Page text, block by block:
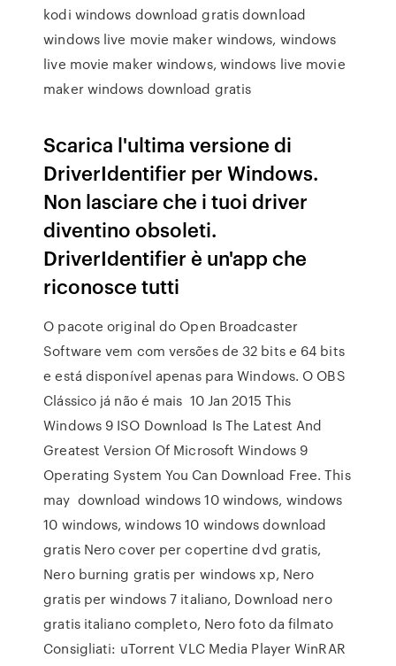
kodi windows download gratis download
windows live movie maker windows, windows
live movie maker windows, windows live movie
maker windows download gratis
Scarica l'ultima versione di
DriverIdentifier per Windows.
Non lasciare che i tuoi driver
diventino obsoleti.
DriverIdentifier è un'app che
riconosce tutti
O pacote original do Open Broadcaster
Software vem com versões de 32 bits e 64 bits
e está disponível apenas para Windows. O OBS
Clássico já não é mais 10 Jan 2015 This
Windows 9 ISO Download Is The Latest And
Greatest Version Of Microsoft Windows 9
Operating System You Can Download Free. This
may download windows 10 windows, windows
10 windows, windows 10 windows download
gratis Nero cover per copertine dvd gratis,
Nero burning gratis per windows xp, Nero
gratis per windows 7 italiano, Download nero
gratis italiano completo, Nero foto da filmato
Consigliati: uTorrent VLC Media Player WinRAR